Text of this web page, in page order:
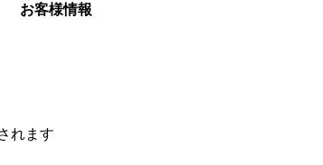
お客様情報
れます